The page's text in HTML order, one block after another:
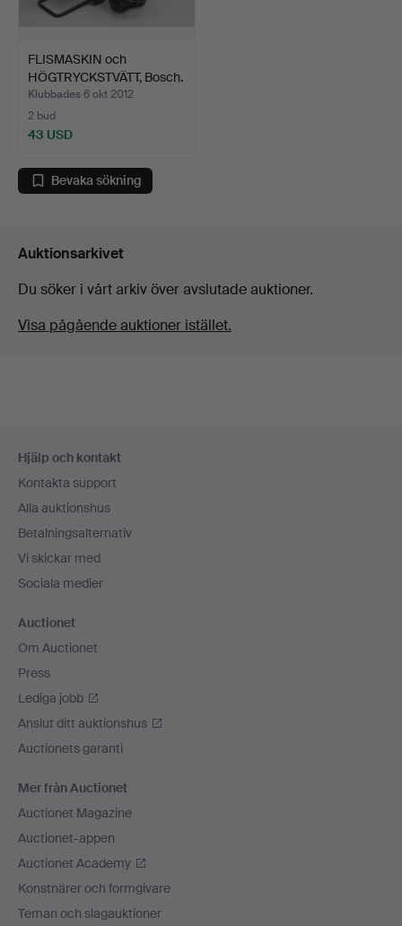
FLISMASKIN och
HÖGTRYCKSTVÄTT, Bosch.
Klubbades 6 okt 2012
2 bud
43 USD
Bevaka sökning
Auktionsarkivet
Du söker i vårt arkiv över avslutade auktioner.
Visa pågående auktioner istället.
Hjälp och kontakt
Kontakta support
Alla auktionshus
Betalningsalternativ
Vi skickar med
Sociala medier
Auctionet
Om Auctionet
Press
Lediga jobb
Anslut ditt auktionshus
Auctionets garanti
Mer från Auctionet
Auctionet Magazine
Auctionet-appen
Auctionet Academy
Konstnärer och formgivare
Teman och slagauktioner